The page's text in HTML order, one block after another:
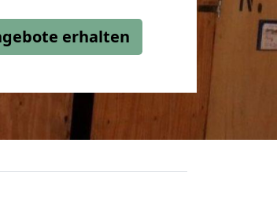
erhalten